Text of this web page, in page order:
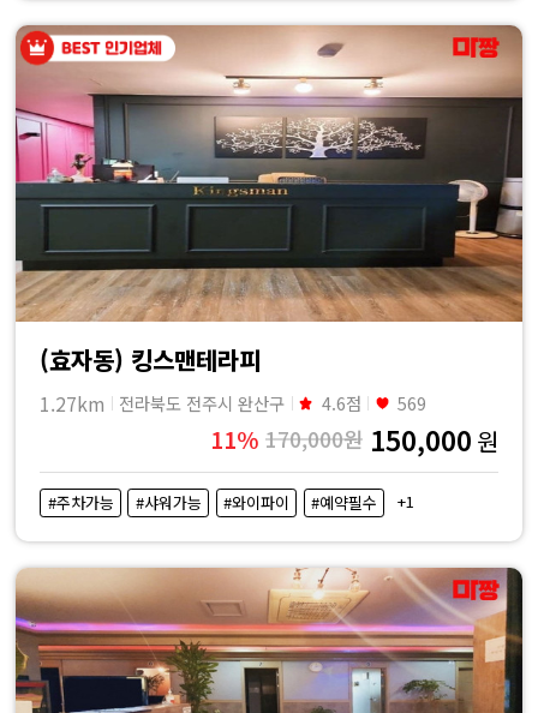
교
마
짱
(효자동) 킹스맨테라피
1.27km 전라북도 전주시 완산구 4.6점 569
11% 170,000원 150,000 원
#주차가능 #샤워가능 #와이파이 #예약필수 +1